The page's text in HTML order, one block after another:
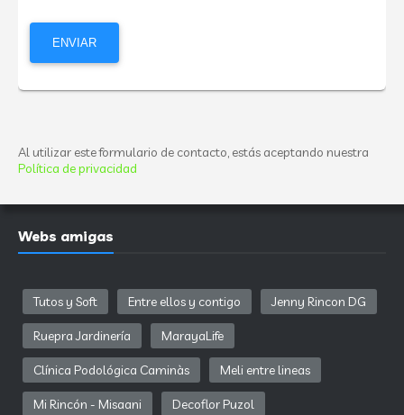
Al utilizar este formulario de contacto, estás aceptando nuestra
Política de privacidad
Webs amigas
Tutos y Soft Entre ellos y contigo Jenny Rincon DG
Ruepra Jardinería MarayaLife
Clínica Podológica Caminàs Meli entre lineas
Mi Rincón - Misaani Decoflor Puzol